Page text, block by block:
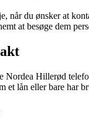
når du ønsker at
at besøge dem
Nordea Hillerød
et lån eller bare har